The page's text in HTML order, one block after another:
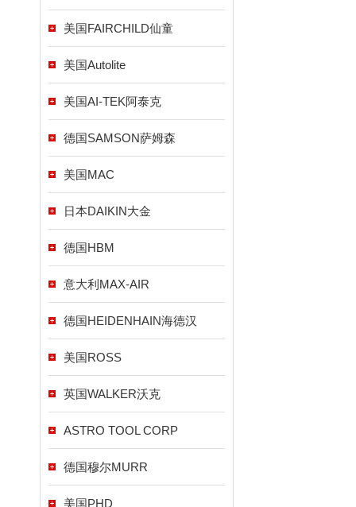
美国FAIRCHILD仙童
美国Autolite
美国AI-TEK阿泰克
德国SAMSON萨姆森
美国MAC
日本DAIKIN大金
德国HBM
意大利MAX-AIR
德国HEIDENHAIN海德汉
美国ROSS
英国WALKER沃克
ASTRO TOOL CORP
德国穆尔MURR
美国PHD